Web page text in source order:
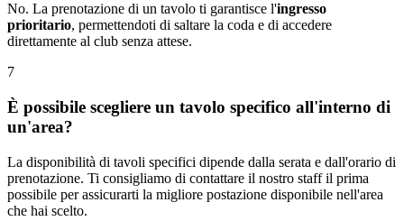
No. La prenotazione di un tavolo ti garantisce l'ingresso
prioritario, permettendoti di saltare la coda e di accedere
direttamente al club senza attese.
7
È possibile scegliere un tavolo specifico all'interno di
un'area?
La disponibilità di tavoli specifici dipende dalla serata e dall'orario di
prenotazione. Ti consigliamo di contattare il nostro staff il prima
possibile per assicurarti la migliore postazione disponibile nell'area
che hai scelto.